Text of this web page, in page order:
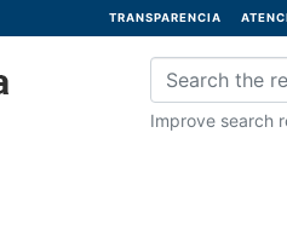
TRANSPARENCIA
Improve search